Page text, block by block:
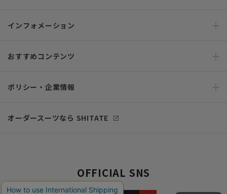
インフォメーション
おすすめコンテンツ
ポリシー・企業情報
オーダースーツなら SHITATE
OFFICIAL SNS